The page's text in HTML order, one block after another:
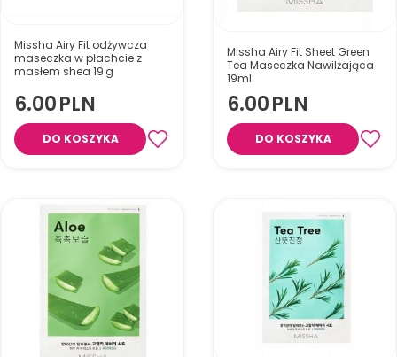
skórę. Już w 15 minut
przywraca jej miękkość,
gładkość i promienny wygląd.
Missha Airy Fit odżywcza
maseczka w płachcie z
masłem shea 19 g
6.00PLN
DO KOSZYKA
Maseczka w płacie do twarzy,
19 ml. Nawilża, odświeża i
Missha Airy Fit Sheet Green
Tea Maseczka Nawilżająca
19ml
6.00PLN
DO KOSZYKA